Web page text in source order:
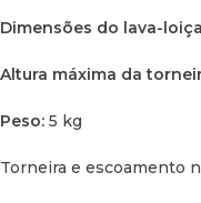
Dimensões do lava-
Altura máxima da
Peso: 5 kg
Torneira e escoamento